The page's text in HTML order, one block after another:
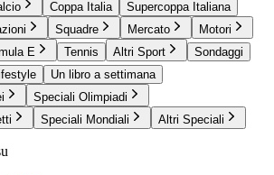
Coppa Italia
Supercoppa Italiana
Squadre Mercato
Motori
E Tennis Altri Sport
Sondaggi
Un libro a settimana
Speciali Olimpiadi
Speciali Mondiali Altri Speciali